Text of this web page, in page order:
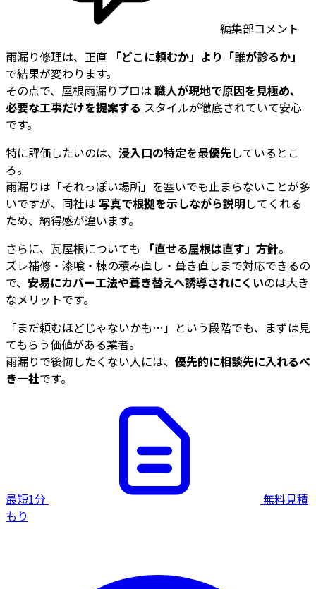
編集部コメント
雨漏り修理は、正直 「どこに頼むか」より「誰が診るか」
で結果が変わります。
その点で、屋根雨漏りプロは 職人が現地で原因を見極め、
必要な工事だけを提案する スタイルが徹底されていて安心
です。
特に評価したいのは、 浸入口の特定を最優先しているとこ
ろ。
雨漏りは「それっぽい場所」を塞いでも止まらないことが多
いですが、同社は 写真で根拠を示しながら説明してくれる
ため、納得感が違います。
さらに、瓦屋根についても
「直せる屋根は直す」方針。
ズレ補修・漆喰・棟の積み直し・葺き直しまで対応できるの
で、 安易にカバー工法や葺き替えへ誘導されにくいのは大き
なメリットです。
「まだ頼むほどじゃないかも…」という段階でも、まずは見
てもらう価値がある業者。
雨漏りで後悔したくない人には、 優先的に相談先に入れるべ
き一社です。
最短1分
無料見積
もり